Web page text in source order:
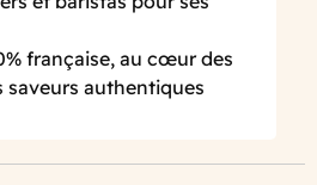
française, au cœur des
saveurs authentiques